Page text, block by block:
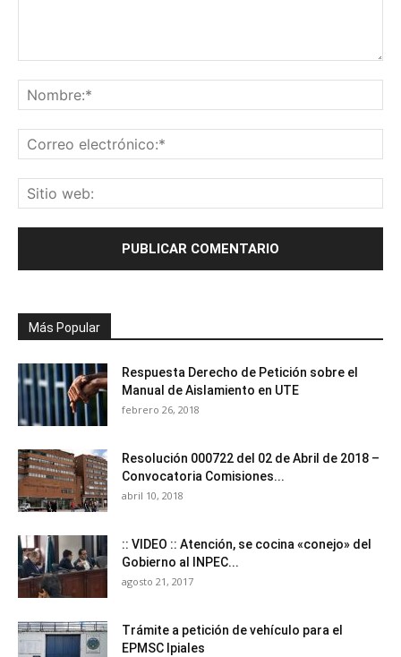
Más Popular
Respuesta Derecho de Petición sobre el
Manual de Aislamiento en UTE
febrero 26, 2018
Resolución 000722 del 02 de Abril de 2018 –
Convocatoria Comisiones...
abril 10, 2018
:: VIDEO :: Atención, se cocina «conejo» del
Gobierno al INPEC...
agosto 21, 2017
Trámite a petición de vehículo para el
EPMSC Ipiales